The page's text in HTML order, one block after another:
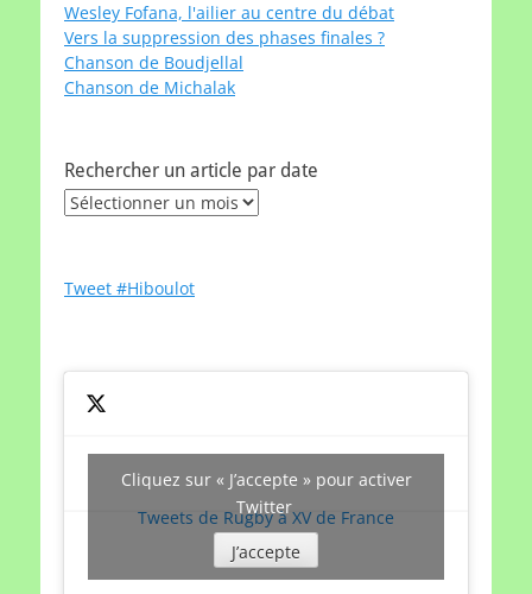
Wesley Fofana, l'ailier au centre du débat
Vers la suppression des phases finales ?
Chanson de Boudjellal
Chanson de Michalak
Rechercher un article par date
Rechercher
date
Tweet #Hiboulot
Tweets de Rugby à XV de France
Cliquez sur « J’accepte » pour activer
Twitter
J’accepte